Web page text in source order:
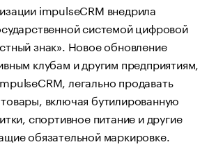
impulseCRM внедрила
системой цифровой
знак». Новое обновление
клубам и другим предприятиям,
легально продавать
включая бутилированную
спортивное питание и другие
обязательной маркировке.